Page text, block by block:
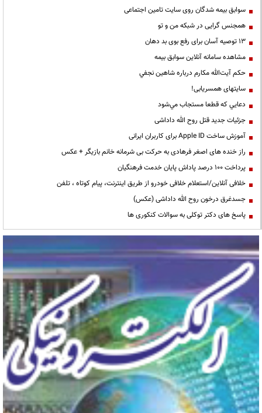
سوابق بیمه شدگان روی سایت تامین اجتماعی
همجنس گرایی در شبکه من و تو
13 توصیه آسان برای رفع بوی بد دهان
مشاهده سامانه آنلاين سوابق بیمه
حكم آيت‌الله مكارم درباره شاهين نجفي
سایتهای همسریابی!
دعايي كه قطعا مستجاب مي‌شود
جزئیات جدید قتل روح الله داداشی
آموزش ساخت Apple ID برای کاربران ایرانی
راز خنده های اصغر فرهادی به حرکت بی شرمانه خانم بازیگر + عکس
پرداخت ۱۰۰ درصد پاداش پایان خدمت فرهنگیان
خلافی آنلاین/استعلام خلافی خودرو از طریق اینترنت، پیام کوتاه ، تلفن
جسدغرق درخون روح الله داداشی (عکس)
پاسخ های دکتر توکلی به سوالات کنکوری ها